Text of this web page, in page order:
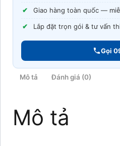
Giao hàng toàn quốc —
Lắp đặt trọn gói & tư vấn
Gọi
Mô tả Đánh giá (0)
Mô tả